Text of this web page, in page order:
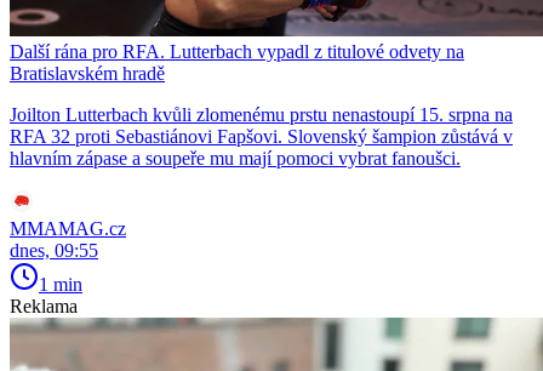
Další rána pro RFA. Lutterbach vypadl z titulové odvety na
Bratislavském hradě
Joilton Lutterbach kvůli zlomenému prstu nenastoupí 15. srpna na
RFA 32 proti Sebastiánovi Fapšovi. Slovenský šampion zůstává v
hlavním zápase a soupeře mu mají pomoci vybrat fanoušci.
MMAMAG.cz
dnes, 09:55
1 min
Reklama